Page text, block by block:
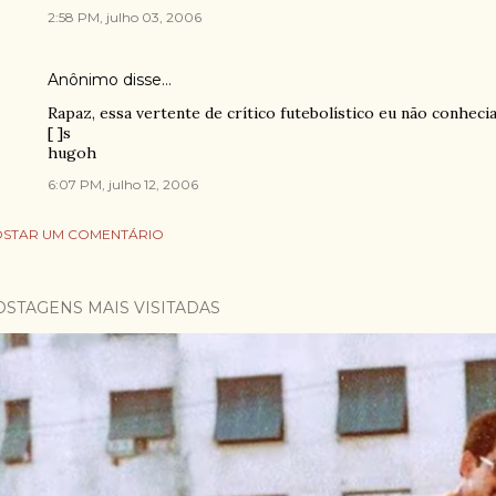
2:58 PM, julho 03, 2006
Anônimo disse…
Rapaz, essa vertente de crítico futebolístico eu não
[ ]s
hugoh
6:07 PM, julho 12, 2006
UM COMENTÁRIO
MAIS VISITADAS